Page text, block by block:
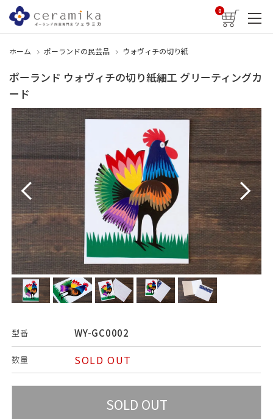
0
ホーム ポーランドの民芸品 ウォヴィチの切り紙
ポーランド ウォヴィチの切り紙細工 グリーティングカ
ード
型番 WY-GC0002
数量 SOLD OUT